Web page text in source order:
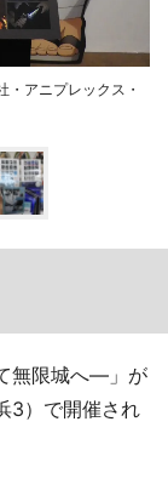
アニプレックス・
無限城へ―」が
3）で開催され